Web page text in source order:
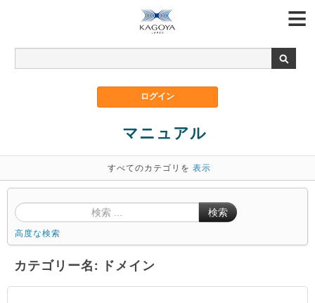
マニュアル
すべてのカテゴリを 表示
検索
高度な検索
カテゴリー名: ドメイン